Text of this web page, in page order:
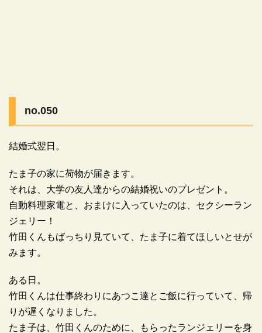
no.050
結婚式翌日。
たま子の家に荷物が届きます。
それは、大学の友人達からの結婚祝いのプレゼント。
自動料理家電と、おまけに入っていたのは、セクシーラン
ジェリー！
竹田くんもばっちり見ていて、たま子に着てほしいとせが
みます。
ある日。
竹田くんは仕事終わりにあつこ達とご飯に行っていて、帰
りが遅くなりました。
たま子は、竹田くんのために、もらったランジェリーを身